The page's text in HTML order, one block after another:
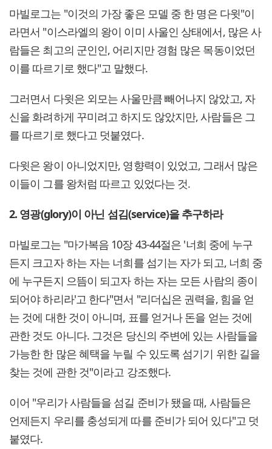
마빌로그는 "이것의 가장 좋은 모델 중 한 명은 다윗"이
라면서 "이스라엘의 왕이 이미 사울인 상태에서, 많은 사
람들은 최고의 군인인, 어리지만 경험 많은 목동이었던
이를 따르기로 했다"고 말했다.
그러면서 다윗은 외모는 사울만큼 빼어나지 않았고, 자
신을 화려하게 꾸미려고 하지도 않았지만, 사람들은 그
를 따르기로 했다고 덧붙였다.
다윗은 왕이 아니었지만, 영향력이 있었고, 그래서 많은
이들이 그를 왕처럼 따르고 있었다는 것.
2. 영광(glory)이 아닌 섬김(service)을 추구하라
마빌로그는 "마가복음 10장 43-44절은 '너희 중에 누구
든지 크고자 하는 자는 너희를 섬기는 자가 되고, 너희 중
에 누구든지 으뜸이 되고자 하는 자는 모든 사람의 종이
되어야 하리라'고 한다"면서 "리더십은 권력을, 힘을 얻
는 것에 대한 것이 아니며, 표를 얻거나 돈을 얻는 것에
관한 것도 아니다. 그것은 당신의 주변에 있는 사람들을
가능한 한 많은 혜택을 누릴 수 있도록 섬기기 위한 길을
찾는 것에 관한 것"이라고 강조했다.
이어 "우리가 사람들을 섬길 준비가 됐을 때, 사람들은
언제든지 우리를 충성되게 따를 준비가 되어 있다"고 덧
붙였다.